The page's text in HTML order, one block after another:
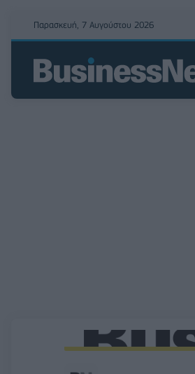
Παρασκευή, 7 Αυγούστου 2026